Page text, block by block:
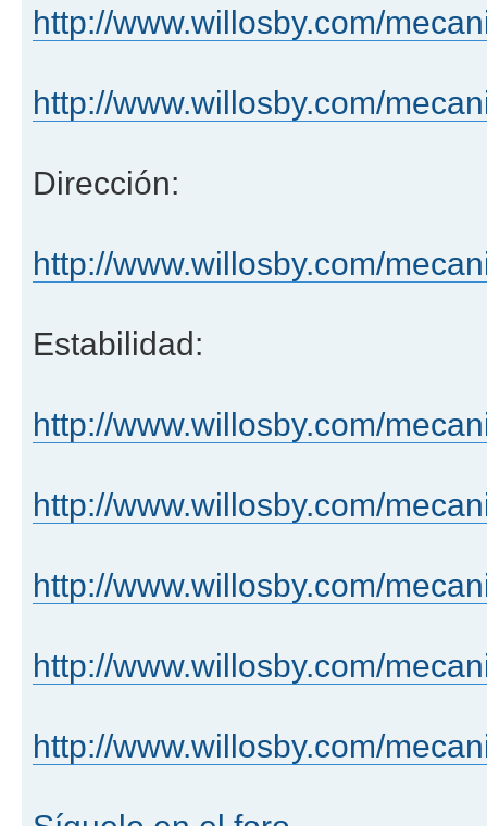
http://www.willosby.com/
http://www.willosby.com/
Dirección:
http://www.willosby.com/
Estabilidad:
http://www.willosby.com/
http://www.willosby.com/
http://www.willosby.com/
http://www.willosby.com/
http://www.willosby.com/